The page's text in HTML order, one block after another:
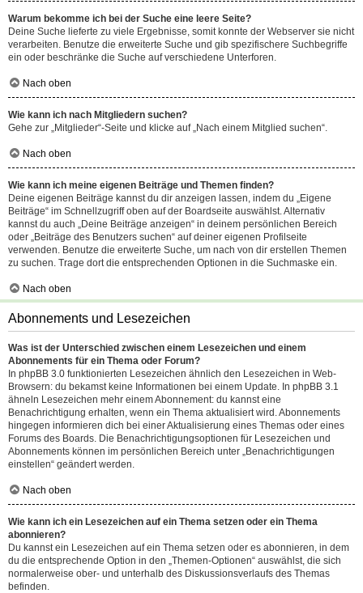
Warum bekomme ich bei der Suche eine leere Seite?
Deine Suche lieferte zu viele Ergebnisse, somit konnte der Webserver sie nicht
verarbeiten. Benutze die erweiterte Suche und gib spezifischere Suchbegriffe
ein oder beschränke die Suche auf verschiedene Unterforen.
Nach oben
Wie kann ich nach Mitgliedern suchen?
Gehe zur „Mitglieder“-Seite und klicke auf „Nach einem Mitglied suchen“.
Nach oben
Wie kann ich meine eigenen Beiträge und Themen finden?
Deine eigenen Beiträge kannst du dir anzeigen lassen, indem du „Eigene
Beiträge“ im Schnellzugriff oben auf der Boardseite auswählst. Alternativ
kannst du auch „Deine Beiträge anzeigen“ in deinem persönlichen Bereich
oder „Beiträge des Benutzers suchen“ auf deiner eigenen Profilseite
verwenden. Benutze die erweiterte Suche, um nach von dir erstellen Themen
zu suchen. Trage dort die entsprechenden Optionen in die Suchmaske ein.
Nach oben
Abonnements und Lesezeichen
Was ist der Unterschied zwischen einem Lesezeichen und einem
Abonnements für ein Thema oder Forum?
In phpBB 3.0 funktionierten Lesezeichen ähnlich den Lesezeichen in Web-
Browsern: du bekamst keine Informationen bei einem Update. In phpBB 3.1
ähneln Lesezeichen mehr einem Abonnement: du kannst eine
Benachrichtigung erhalten, wenn ein Thema aktualisiert wird. Abonnements
hingegen informieren dich bei einer Aktualisierung eines Themas oder eines
Forums des Boards. Die Benachrichtigungsoptionen für Lesezeichen und
Abonnements können im persönlichen Bereich unter „Benachrichtigungen
einstellen“ geändert werden.
Nach oben
Wie kann ich ein Lesezeichen auf ein Thema setzen oder ein Thema
abonnieren?
Du kannst ein Lesezeichen auf ein Thema setzen oder es abonnieren, in dem
du die entsprechende Option in den „Themen-Optionen“ auswählst, die sich
normalerweise ober- und unterhalb des Diskussionsverlaufs des Themas
befinden.